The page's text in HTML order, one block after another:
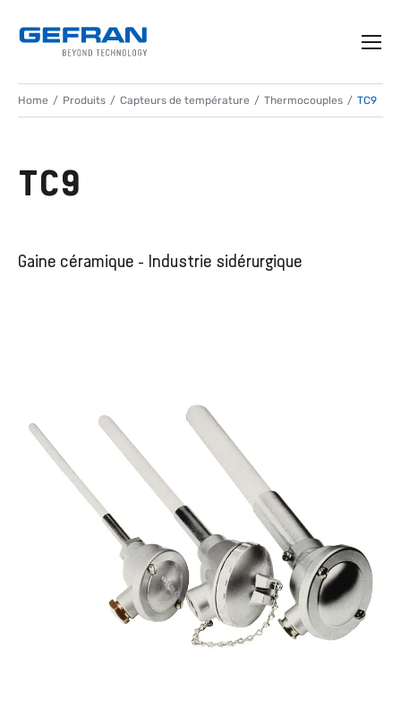
Home Produits Capteurs de température Thermocouples TC9
TC9
Gaine céramique - Industrie sidérurgique